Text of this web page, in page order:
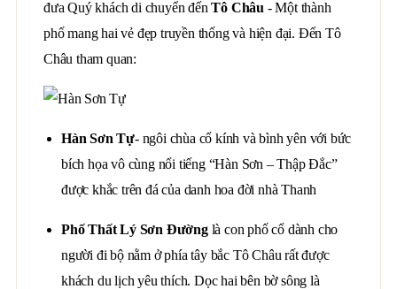
đưa Quý khách di chuyển đếnTô Châu - Một thành
phố mang hai vẻ đẹp truyền thống và hiện đại. Đến Tô
Châu tham quan:
Hàn Sơn Tự- ngôi chùa cổ kính và bình yên với bức
bích họa vô cùng nổi tiếng “Hàn Sơn – Thập Đắc”
được khắc trên đá của danh hoa đời nhà Thanh
Phố Thất Lý Sơn Đườnglà con phố cổ dành cho
người đi bộ nằm ở phía tây bắc Tô Châu rất được
khách du lịch yêu thích. Dọc hai bên bờ sông là